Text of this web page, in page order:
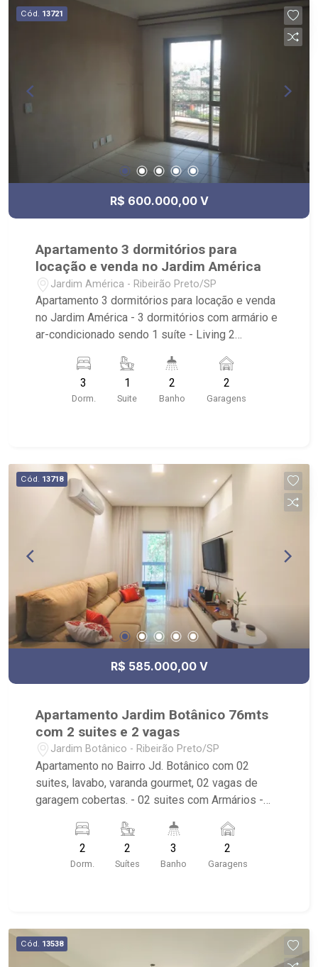
Cód. 13721
R$ 600.000,00 V
Apartamento 3 dormitórios para
locação e venda no Jardim América
Jardim América - Ribeirão Preto/SP
Apartamento 3 dormitórios para locação e venda
no Jardim América - 3 dormitórios com armário e
ar-condicionado sendo 1 suíte - Living 2
planejada - Despensa - Área de serviço com
armário - 2 vagas cobertas - Condomínio com
piscina, salão de festas, hall, playground,
Savegnago
3
Dorm.
1
Suite
2
Banho
2
Garagens
Cód. 13718
R$ 585.000,00 V
Apartamento Jardim Botânico 76mts
com 2 suites e 2 vagas
Jardim Botânico - Ribeirão Preto/SP
Apartamento no Bairro Jd. Botânico com 02
suites, lavabo, varanda gourmet, 02 vagas de
garagem cobertas. - 02 suites com Armários -
com pia. - cozinha tradicional. - área de serviço. -
02 vagas de garagem cobertas e paralelas. -
Condomínio com portaria 24hrs, salão de festa e
2
Dorm.
2
Suítes
3
Banho
2
Garagens
Cód. 13538